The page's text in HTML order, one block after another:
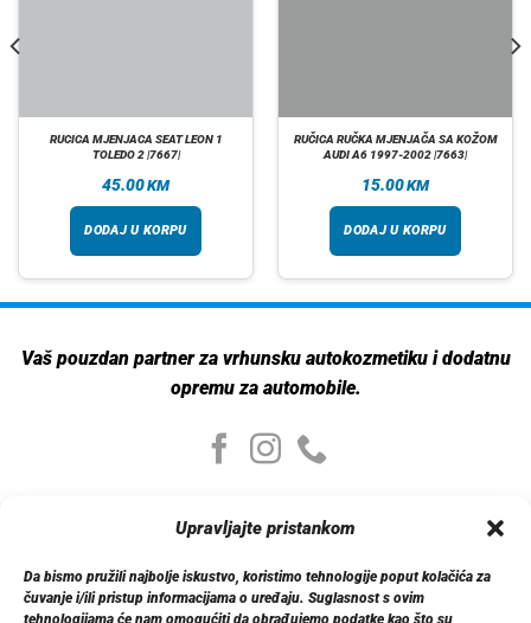
Upravljajte pristankom
Da bismo pružili najbolje iskustvo, koristimo tehnologije poput kolačića za
čuvanje i/ili pristup informacijama o uređaju. Suglasnost s ovim
RUCICA MJENJACA SEAT LEON 1
TOLEDO 2 |7667|
45.00KM
DODAJ U KORPU
RUČICA RUČKA MJENJAČA SA KOŽOM
AUDI A6 1997-2002 |7663|
15.00KM
DODAJ U KORPU
Vaš pouzdan partner za vrhunsku autokozmetiku i dodatnu
opremu za automobile.
Moj nalog
Moj nalog
Moje narudžbe
Detalji računa